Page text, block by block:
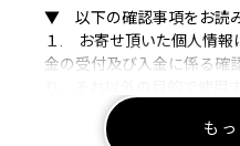
▼ 以下の確認事項をお読
１. お寄せ頂いた個人情報
金の受付及び入金に係る確
２. お礼の品の確認及び送
及び「寄附情報」等を本事
も